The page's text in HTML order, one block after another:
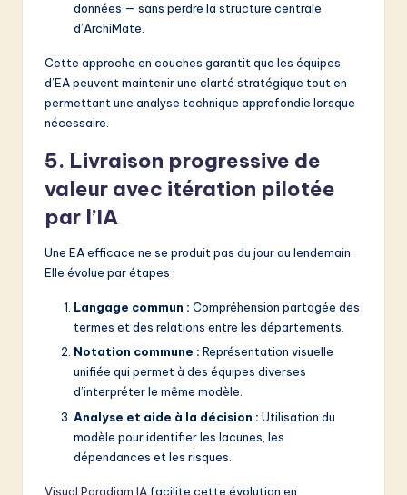
données — sans perdre la structure centrale
d’ArchiMate.
Cette approche en couches garantit que les équipes
d’EA peuvent maintenir une clarté stratégique tout en
permettant une analyse technique approfondie lorsque
nécessaire.
5. Livraison progressive de
valeur avec itération pilotée
par l’IA
Une EA efficace ne se produit pas du jour au lendemain.
Elle évolue par étapes :
Langage commun : Compréhension partagée des
termes et des relations entre les départements.
Notation commune : Représentation visuelle
unifiée qui permet à des équipes diverses
d’interpréter le même modèle.
Analyse et aide à la décision : Utilisation du
modèle pour identifier les lacunes, les
dépendances et les risques.
Visual Paradigm IA facilite cette évolution en